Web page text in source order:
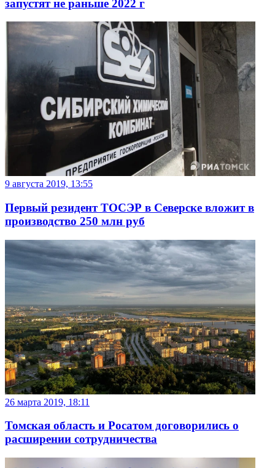
запустят не раньше 2022 г
9 августа 2019, 13:55
Первый резидент ТОСЭР в Северске вложит в
производство 250 млн руб
26 марта 2019, 18:11
Томская область и Росатом договорились о
расширении сотрудничества